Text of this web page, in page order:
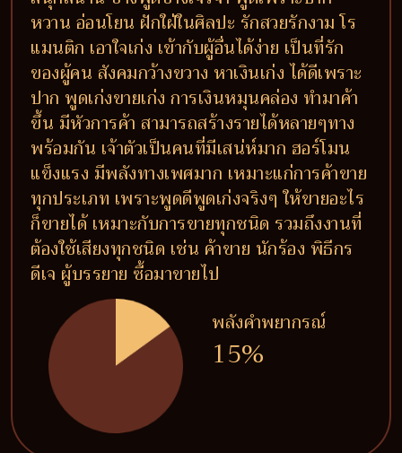
หวาน อ่อนโยน ฝักใฝ่ในศิลปะ รักสวยรักงาม โร
แมนติก เอาใจเก่ง เข้ากับผู้อื่นได้ง่าย เป็นที่รัก
ของผู้คน สังคมกว้างขวาง หาเงินเก่ง ได้ดีเพราะ
ปาก พูดเก่งขายเก่ง การเงินหมุนคล่อง ทำมาค้า
ขึ้น มีหัวการค้า สามารถสร้างรายได้หลายๆทาง
พร้อมกัน เจ้าตัวเป็นคนที่มีเสน่ห์มาก ฮอร์โมน
แข็งแรง มีพลังทางเพศมาก เหมาะแก่การค้าขาย
ทุกประเภท เพราะพูดดีพูดเก่งจริงๆ ให้ขายอะไร
ก็ขายได้ เหมาะกับการขายทุกชนิด รวมถึงงานที่
ต้องใช้เสียงทุกชนิด เช่น ค้าขาย นักร้อง พิธีกร
ดีเจ ผู้บรรยาย ซื้อมาขายไป
พลังคำพยากรณ์
15%